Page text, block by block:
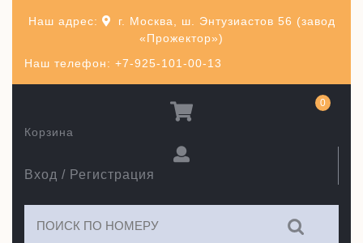
Наш телефон: +7-925-101-00-13
Наш адрес:
г. Москва, ш. Энтузиастов 56 (завод
«Прожектор»)
Вход / Регистрация
Корзина
0